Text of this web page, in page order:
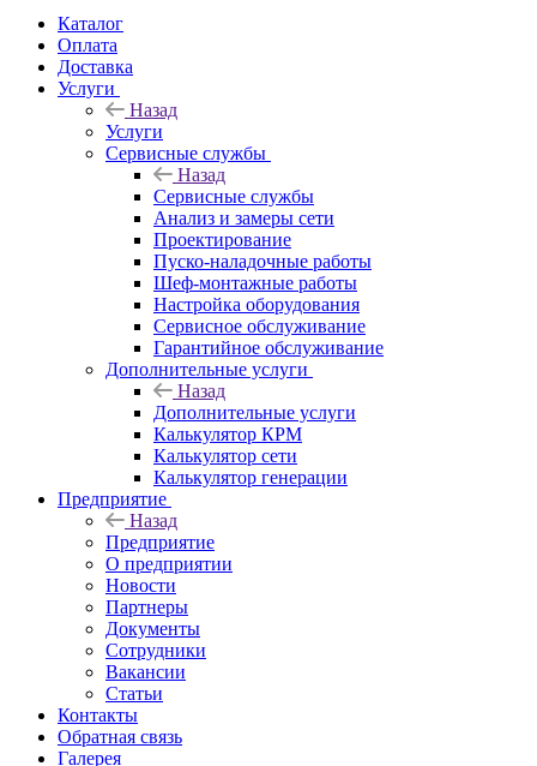
Каталог
Оплата
Доставка
Услуги
Назад
Услуги
Сервисные службы
Назад
Сервисные службы
Анализ и замеры сети
Проектирование
Пуско-наладочные работы
Шеф-монтажные работы
Настройка оборудования
Сервисное обслуживание
Гарантийное обслуживание
Дополнительные услуги
Назад
Дополнительные услуги
Калькулятор КРМ
Калькулятор сети
Калькулятор генерации
Предприятие
Назад
Предприятие
О предприятии
Новости
Партнеры
Документы
Сотрудники
Вакансии
Статьи
Контакты
Обратная связь
Галерея